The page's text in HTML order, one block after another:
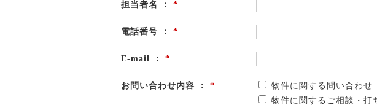
担当者名 ： *
電話番号 ： *
E-mail ： *
お問い合わせ内容 ： *
物件に関する問い合わせ
物件に関するご相談・打